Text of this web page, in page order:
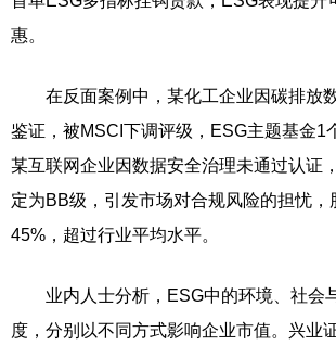
惠。
在反面案例中，某化工企业因碳排放
鉴证，被MSCI下调评级，ESG主题基金1
某互联网企业因数据安全治理未通过认证
定为BB级，引发市场对合规风险的担忧，
45%，超过行业平均水平。
业内人士分析，ESG中的环境、社会
度，分别以不同方式影响企业市值。兴业